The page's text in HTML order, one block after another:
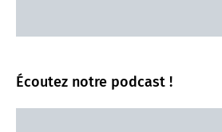
Écoutez notre podcast !